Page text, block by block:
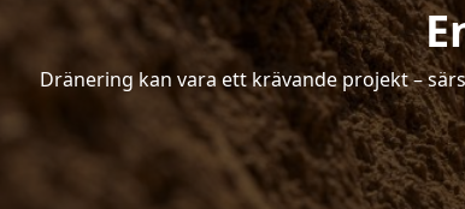
Dränering kan vara ett krävande projekt –